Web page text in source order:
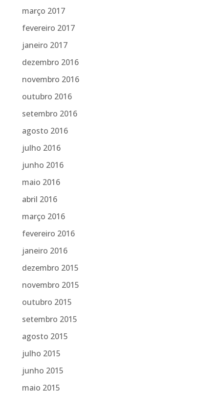
março 2017
fevereiro 2017
janeiro 2017
dezembro 2016
novembro 2016
outubro 2016
setembro 2016
agosto 2016
julho 2016
junho 2016
maio 2016
abril 2016
março 2016
fevereiro 2016
janeiro 2016
dezembro 2015
novembro 2015
outubro 2015
setembro 2015
agosto 2015
julho 2015
junho 2015
maio 2015